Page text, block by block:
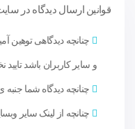
قوانین ارسال دیدگاه در
چنانچه دیدگاهی توهین
و سایر کاربران باشد تایید
چنانچه دیدگاه شما جنبه
چنانچه از لینک سایر